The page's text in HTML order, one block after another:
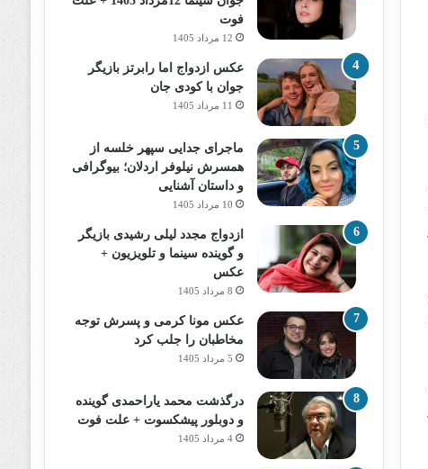
فوت
12 مرداد 1405
عکس ازدواج اما رابرتز بازیگر
جوان با کودی جان
11 مرداد 1405
ماجرای جدایی سپهر خلسه از
همسرش نیلوفر اردلان؛ بیوگرافی
و داستان آشنایی
10 مرداد 1405
ازدواج مجدد لیلی رشیدی بازیگر
و گوینده سینما و تلویزیون +
عکس
8 مرداد 1405
عکس مونا کرمی و پسرش توجه
مخاطبان را جلب کرد
5 مرداد 1405
درگذشت محمد یاراحمدی گوینده
و دوبلور پیشکسوت + علت فوت
4 مرداد 1405